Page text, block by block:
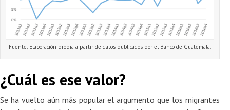
Fuente: Elaboración propia a partir de datos publicados por el Banco de Guatemala.
¿Cuál es ese valor?
Se ha vuelto aún más popular el argumento que los migrantes